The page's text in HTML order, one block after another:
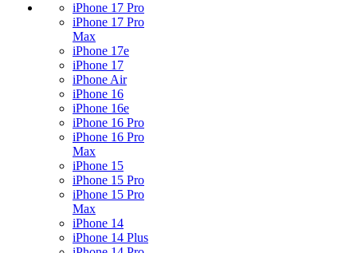
iPhone 17 Pro
iPhone 17 Pro
Max
iPhone 17e
iPhone 17
iPhone Air
iPhone 16
iPhone 16e
iPhone 16 Pro
iPhone 16 Pro
Max
iPhone 15
iPhone 15 Pro
iPhone 15 Pro
Max
iPhone 14
iPhone 14 Plus